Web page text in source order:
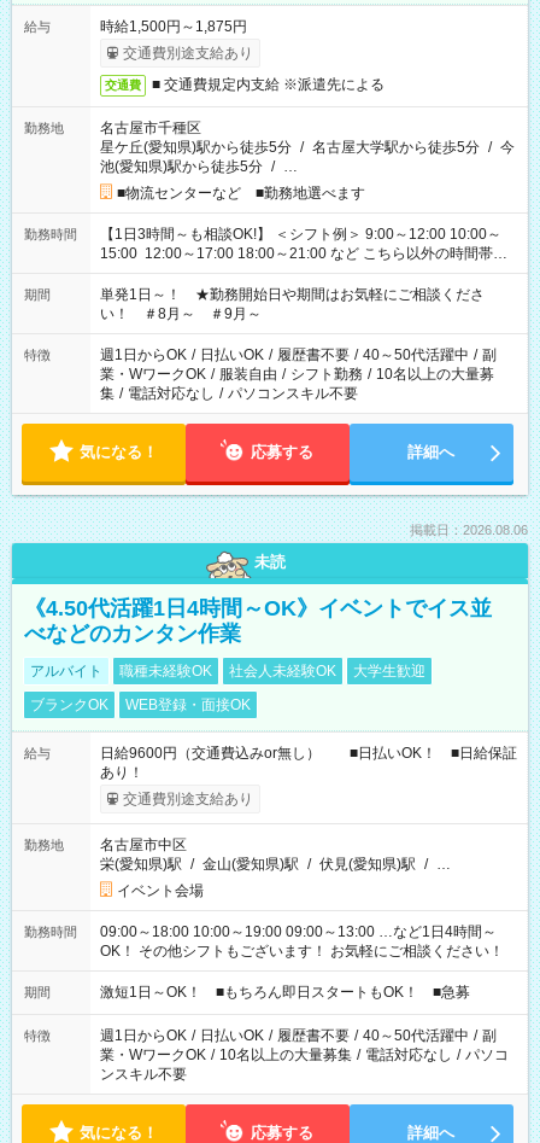
給与
時給1,500円～1,875円
交通費別途支給あり
交通費 ■ 交通費規定内支給 ※派遣先による
勤務地
名古屋市千種区
星ケ丘(愛知県)駅から徒歩5分 / 名古屋大学駅から徒歩5分 / 今
池(愛知県)駅から徒歩5分 / …
■物流センターなど ■勤務地選べます
勤務時間
【1日3時間～も相談OK!】 ＜シフト例＞ 9:00～12:00 10:00～
15:00 12:00～17:00 18:00～21:00 など こちら以外の時間帯も
お気軽にご相談ください！
期間
単発1日～！ ★勤務開始日や期間はお気軽にご相談くださ
い！ ＃8月～ ＃9月～
特徴 週1日からOK / 日払いOK / 履歴書不要 / 40～50代活躍中 / 副
業・WワークOK / 服装自由 / シフト勤務 / 10名以上の大量募
集 / 電話対応なし / パソコンスキル不要
気になる！ 応募する 詳細へ
掲載日：2026.08.06
未読
《4.50代活躍1日4時間～OK》イベントでイス並
べなどのカンタン作業
アルバイト 職種未経験OK 社会人未経験OK
大学生歓迎
ブランクOK
WEB登録・面接OK
給与
日給9600円（交通費込みor無し） ■日払いOK！ ■日給保証
あり！
交通費別途支給あり
勤務地
名古屋市中区
栄(愛知県)駅 / 金山(愛知県)駅 / 伏見(愛知県)駅 / …
イベント会場
勤務時間
09:00～18:00 10:00～19:00 09:00～13:00 …など1日4時間～
OK！ その他シフトもございます！ お気軽にご相談ください！
期間 激短1日～OK！ ■もちろん即日スタートもOK！ ■急募
特徴 週1日からOK / 日払いOK / 履歴書不要 / 40～50代活躍中 / 副
業・WワークOK / 10名以上の大量募集 / 電話対応なし / パソコ
ンスキル不要
気になる！ 応募する 詳細へ